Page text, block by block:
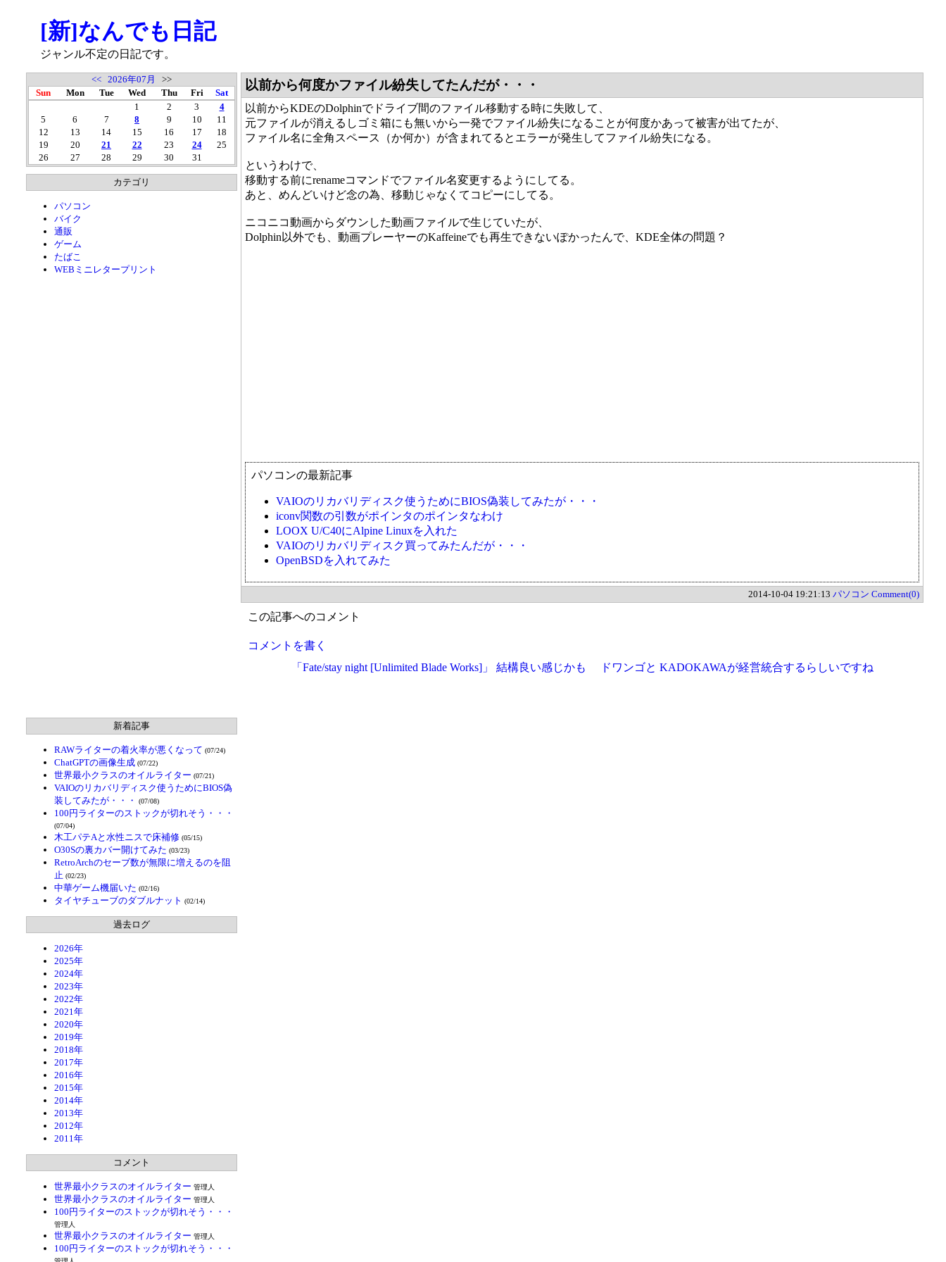
[新]なんでも日記
ジャンル不定の日記です。
<< 2026年07月
>>
Sun
Mon Tue Wed Thu Fri
Sat
1
2 3
4
5
6 7 8 9 10
11
12
13 14 15 16 17
18
19
20 21 22 23 24
25
26
27 28 29 30 31
カテゴリ
パソコン
バイク
通販
ゲーム
たばこ
WEBミニレタープリント
新着記事
RAWライターの着火率が悪くなって (07/24)
ChatGPTの画像生成 (07/22)
世界最小クラスのオイルライター (07/21)
VAIOのリカバリディスク使うためにBIOS偽
装してみたが・・・
(07/08)
100円ライターのストックが切れそう・・・
(07/04)
木工パテAと水性ニスで床補修 (05/15)
O30Sの裏カバー開けてみた (03/23)
RetroArchのセーブ数が無限に増えるのを阻
止 (02/23)
中華ゲーム機届いた (02/16)
タイヤチューブのダブルナット (02/14)
過去ログ
2026年
2025年
2024年
2023年
2022年
2021年
2020年
2019年
2018年
2017年
2016年
2015年
2014年
2013年
2012年
2011年
コメント
世界最小クラスのオイルライター 管理人
世界最小クラスのオイルライター 管理人
100円ライターのストックが切れそう・・・
管理人
世界最小クラスのオイルライター 管理人
100円ライターのストックが切れそう・・・
以前から何度かファイル紛失してたんだが・・・
以前からKDEのDolphinでドライブ間のファイル移動する時に失敗して、
元ファイルが消えるしゴミ箱にも無いから一発でファイル紛失になることが何度かあって被害が出てたが、
ファイル名に全角スペース（か何か）が含まれてるとエラーが発生してファイル紛失になる。
というわけで、
移動する前にrenameコマンドでファイル名変更するようにしてる。
あと、めんどいけど念の為、移動じゃなくてコピーにしてる。
ニコニコ動画からダウンした動画ファイルで生じていたが、
Dolphin以外でも、動画プレーヤーのKaffeineでも再生できないぽかったんで、KDE全体の問題？
パソコンの最新記事
VAIOのリカバリディスク使うためにBIOS偽装してみたが・・・
iconv関数の引数がポインタのポインタなわけ
LOOX U/C40にAlpine Linuxを入れた
VAIOのリカバリディスク買ってみたんだが・・・
OpenBSDを入れてみた
2014-10-04 19:21:13 パソコン Comment(0)
この記事へのコメント
コメントを書く
「Fate/stay night [Unlimited Blade Works]」 結構良い感じかも
ドワンゴと KADOKAWAが経営統合するらしいですね